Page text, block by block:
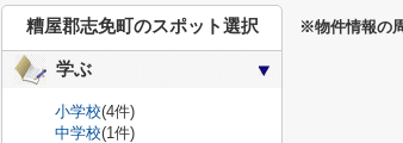
※物件情報の
糟屋郡志免町のスポット選択
学ぶ
小学校(4件)
中学校(1件)